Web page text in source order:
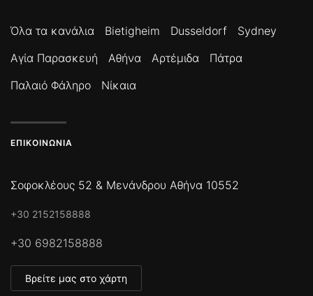
Όλα τα κανάλια Bietigheim Dusseldorf
Sydney
Αγία Παρασκευή
Αθήνα Αρτέμιδα
Πάτρα
Παλαιό Φάληρο
Νίκαια
ΕΠΙΚΟΙΝΩΝΊΑ
Σοφοκλέους 52 & Μενάνδρου Αθήνα 10552
+30 2152158888
+30 6982158888
Βρείτε μας στο χάρτη